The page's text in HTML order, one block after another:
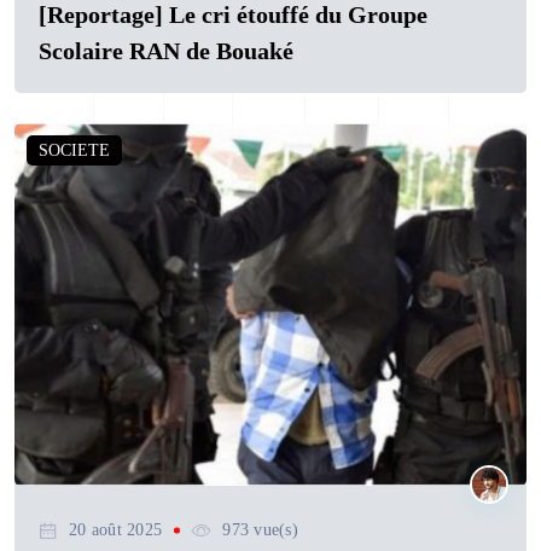
[Reportage] Le cri étouffé du Groupe
Scolaire RAN de Bouaké
SOCIETE
20 août 2025 973 vue(s)